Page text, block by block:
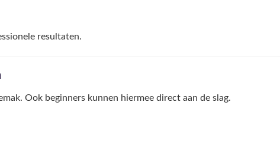
resultaten.
Ook beginners kunnen hiermee direct aan de slag.